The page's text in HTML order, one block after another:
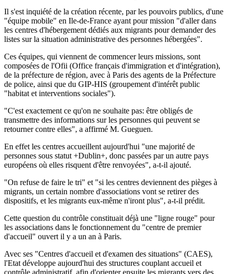
Il s'est inquiété de la création récente, par les pouvoirs publics, d'une
"équipe mobile" en Ile-de-France ayant pour mission "d'aller dans
les centres d'hébergement dédiés aux migrants pour demander des
listes sur la situation administrative des personnes hébergées".
Ces équipes, qui viennent de commencer leurs missions, sont
composées de l'Ofii (Office français d'immigration et d'intégration),
de la préfecture de région, avec à Paris des agents de la Préfecture
de police, ainsi que du GIP-HIS (groupement d'intérêt public
"habitat et interventions sociales").
"C'est exactement ce qu'on ne souhaite pas: être obligés de
transmettre des informations sur les personnes qui peuvent se
retourner contre elles", a affirmé M. Gueguen.
En effet les centres accueillent aujourd'hui "une majorité de
personnes sous statut +Dublin+, donc passées par un autre pays
européens où elles risquent d'être renvoyées", a-t-il ajouté.
"On refuse de faire le tri" et "si les centres deviennent des pièges à
migrants, un certain nombre d'associations vont se retirer des
dispositifs, et les migrants eux-même n'iront plus", a-t-il prédit.
Cette question du contrôle constituait déjà une "ligne rouge" pour
les associations dans le fonctionnement du "centre de premier
d'accueil" ouvert il y a un an à Paris.
Avec ses "Centres d'accueil et d'examen des situations" (CAES),
l'Etat développe aujourd'hui des structures couplant accueil et
contrôle administratif, afin d'orienter ensuite les migrants vers des